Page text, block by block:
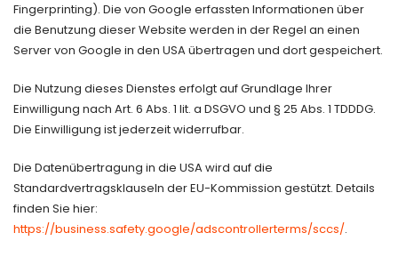
Fingerprinting). Die von Google erfassten Informationen über
die Benutzung dieser Website werden in der Regel an einen
Server von Google in den USA übertragen und dort gespeichert.
Die Nutzung dieses Dienstes erfolgt auf Grundlage Ihrer
Einwilligung nach Art. 6 Abs. 1 lit. a DSGVO und § 25 Abs. 1 TDDDG.
Die Einwilligung ist jederzeit widerrufbar.
Die Datenübertragung in die USA wird auf die
Standardvertragsklauseln der EU-Kommission gestützt. Details
finden Sie hier:
https://business.safety.google/adscontrollerterms/sccs/.